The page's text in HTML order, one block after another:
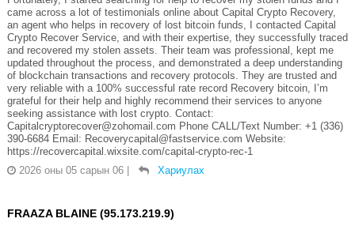
came across a lot of testimonials online about Capital Crypto Recovery,
an agent who helps in recovery of lost bitcoin funds, I contacted Capital
Crypto Recover Service, and with their expertise, they successfully traced
and recovered my stolen assets. Their team was professional, kept me
updated throughout the process, and demonstrated a deep understanding
of blockchain transactions and recovery protocols. They are trusted and
very reliable with a 100% successful rate record Recovery bitcoin, I’m
grateful for their help and highly recommend their services to anyone
seeking assistance with lost crypto. Contact:
Capitalcryptorecover@zohomail.com Phone CALL/Text Number: +1 (336)
390-6684 Email: Recoverycapital@fastservice.com Website:
https://recovercapital.wixsite.com/capital-crypto-rec-1
2026 оны 05 сарын 06
Хариулах
FRAAZA BLAINE (95.173.219.9)